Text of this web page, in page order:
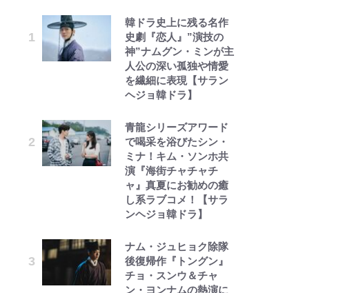
韓ドラ史上に残る名作
史劇『恋人』”演技の
神”ナムグン・ミンが主
人公の深い孤独や情愛
を繊細に表現【サラン
ヘジョ韓ドラ】
青龍シリーズアワード
で喝采を浴びたシン・
ミナ！キム・ソンホ共
演『海街チャチャチ
ャ』真夏にお勧めの癒
し系ラブコメ！【サラ
ンヘジョ韓ドラ】
ナム・ジュヒョク除隊
後復帰作『トングン』
チョ・スンウ＆チャ
ン・ヨンナムの熱演に